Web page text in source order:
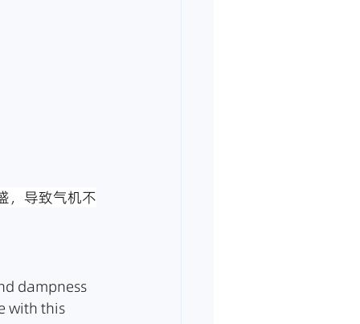
，导致气机不
dampness
with this